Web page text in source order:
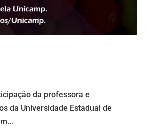
da professora e
da Universidade Estadual de